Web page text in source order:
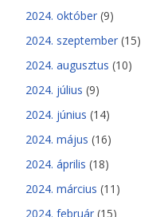
2024. október (9)
2024. szeptember (15)
2024. augusztus (10)
2024. július (9)
2024. június (14)
2024. május (16)
2024. április (18)
2024. március (11)
2024. február (15)